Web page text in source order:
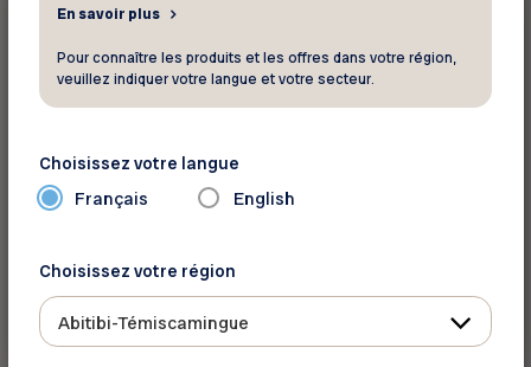
Déménagement DMAX
Rabais sur votre déménagement résidentiel
Voir ce rabais
En savoir plus
Pour connaître les produits et les offres dans votre région,
veuillez indiquer votre langue et votre secteur.
Choisissez votre langue
Français English
Choisissez votre région
Abitibi-Témiscamingue